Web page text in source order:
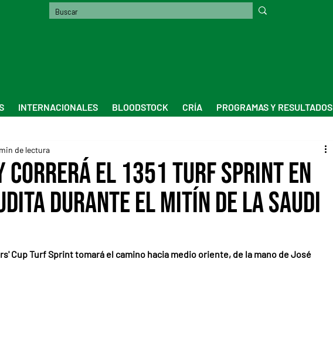
INTERNACIONALES BLOODSTOCK CRÍA PROGRAMAS Y RESULTADOS
correrá el 1351 Turf Sprint en
durante el mitín de la Saudi
de lectura
Cup Turf Sprint tomará el camino hacia medio oriente, de la mano de José